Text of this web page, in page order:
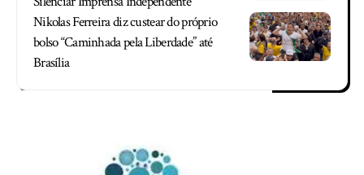
Nikolas Ferreira diz custear do próprio
bolso “Caminhada pela Liberdade” até
Brasília